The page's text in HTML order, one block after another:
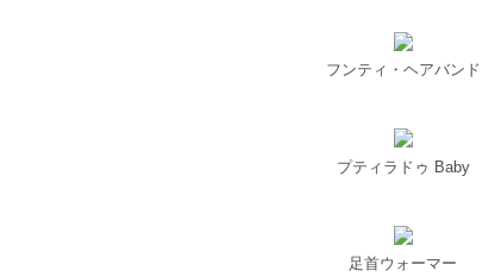
フンティ・ヘアバンド
プティラドゥ Baby
足首ウォーマー